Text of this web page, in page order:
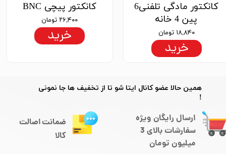
کانکتور مادگی تلفنی6
پین 4 خانه
۱۸,۸۴۰ تومان
خرید
کانکتور پیچی BNC
۲۶,۴۰۰ تومان
خرید
ارسال رایگان ویژه
سفارشات بالای 3
میلیون تومان
ضمانت اصالت
کالا
​​همین حالا عضو کانال ایتا شو تا از تخفیف ها جا نمونی
!